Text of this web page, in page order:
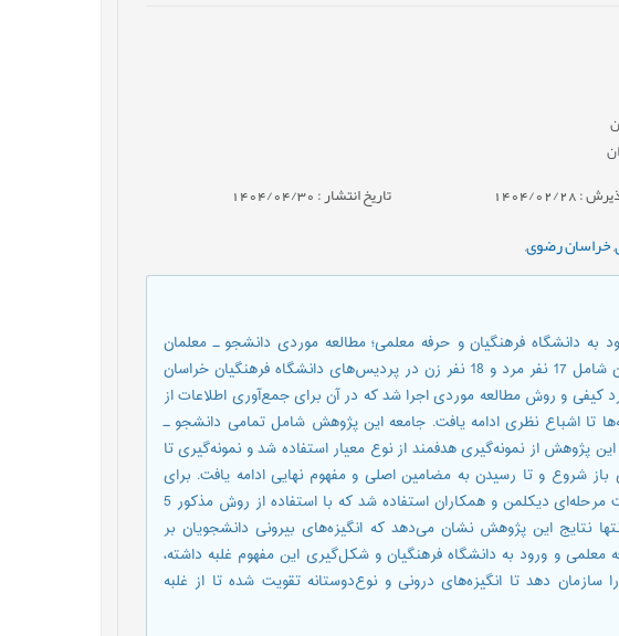
02/28 تاریخ انتشار : 1404/04/30
,خراسان‌ رضوی,
به دانشگاه فرهنگیان و حرفه معلمی؛ مطالعه موردی دانشجو ـ معلمان
استان خراسان رضوی بر 35 نفر از دانشجو ـ معلمان شامل 17 نفر مرد و 18 نفر زن در پردیس‌های دانشگاه فرهنگیان خراسان
کیفی و روش مطالعه موردی اجرا شد که در آن برای جمع‌آوری اطلاعات از
تا اشباع نظری ادامه یافت. جامعه این پژوهش شامل تمامی دانشجو ـ
پژوهش از نمونه‌گیری هدفمند از نوع معیار استفاده شد و نمونه‌گیری تا
باز شروع و تا رسیدن به مضامین اصلی و مفهوم نهایی ادامه یافت. برای
تجزیه و تحلیل داده‌ها در این پژوهش از روش هفت مرحله‌ای دیکلمن و همکاران استفاده شد که با استفاده از روش مذکور 5
آمد. در انتها نتایج این پژوهش نشان می‌دهد که انگیزه‌های بیرونی دانشجویان بر
معلمی و ورود به دانشگاه فرهنگیان و شکل‌گیری این مفهوم غلبه داشته،
سازمان دهد تا انگیزه‌های درونی و نوع‌دوستانه تقویت شده تا از غلبه